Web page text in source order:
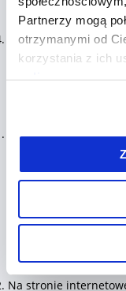
Partnerzy mogą
otrzymanymi od
korzystania z ich
policy
ZUS i Urzędu
Zapoznać się z
składanym raz do
Warto dowiedzieć
Związku Firm
deweloperów można
PZFD
Kodeksu Dobrych
Zgodnie z nimi
realizacji projektu,
Na stronie